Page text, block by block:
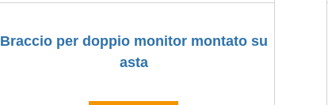
Braccio per doppio monitor montato su
asta